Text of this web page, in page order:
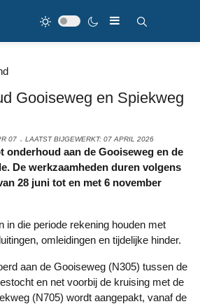
Gooiseweg en Spiekweg
07 LAATST BIJGEWERKT: 07 APRIL 2026
De werkzaamheden duren volgens
28 juni tot en met 6 november
omleidingen en tijdelijke hinder.
en net voorbij de kruising met de
(N705) wordt aangepakt, vanaf de